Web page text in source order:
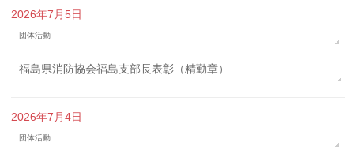
2026年7月5日
団体活動
福島県消防協会福島支部長表彰（精勤章）
2026年7月4日
団体活動